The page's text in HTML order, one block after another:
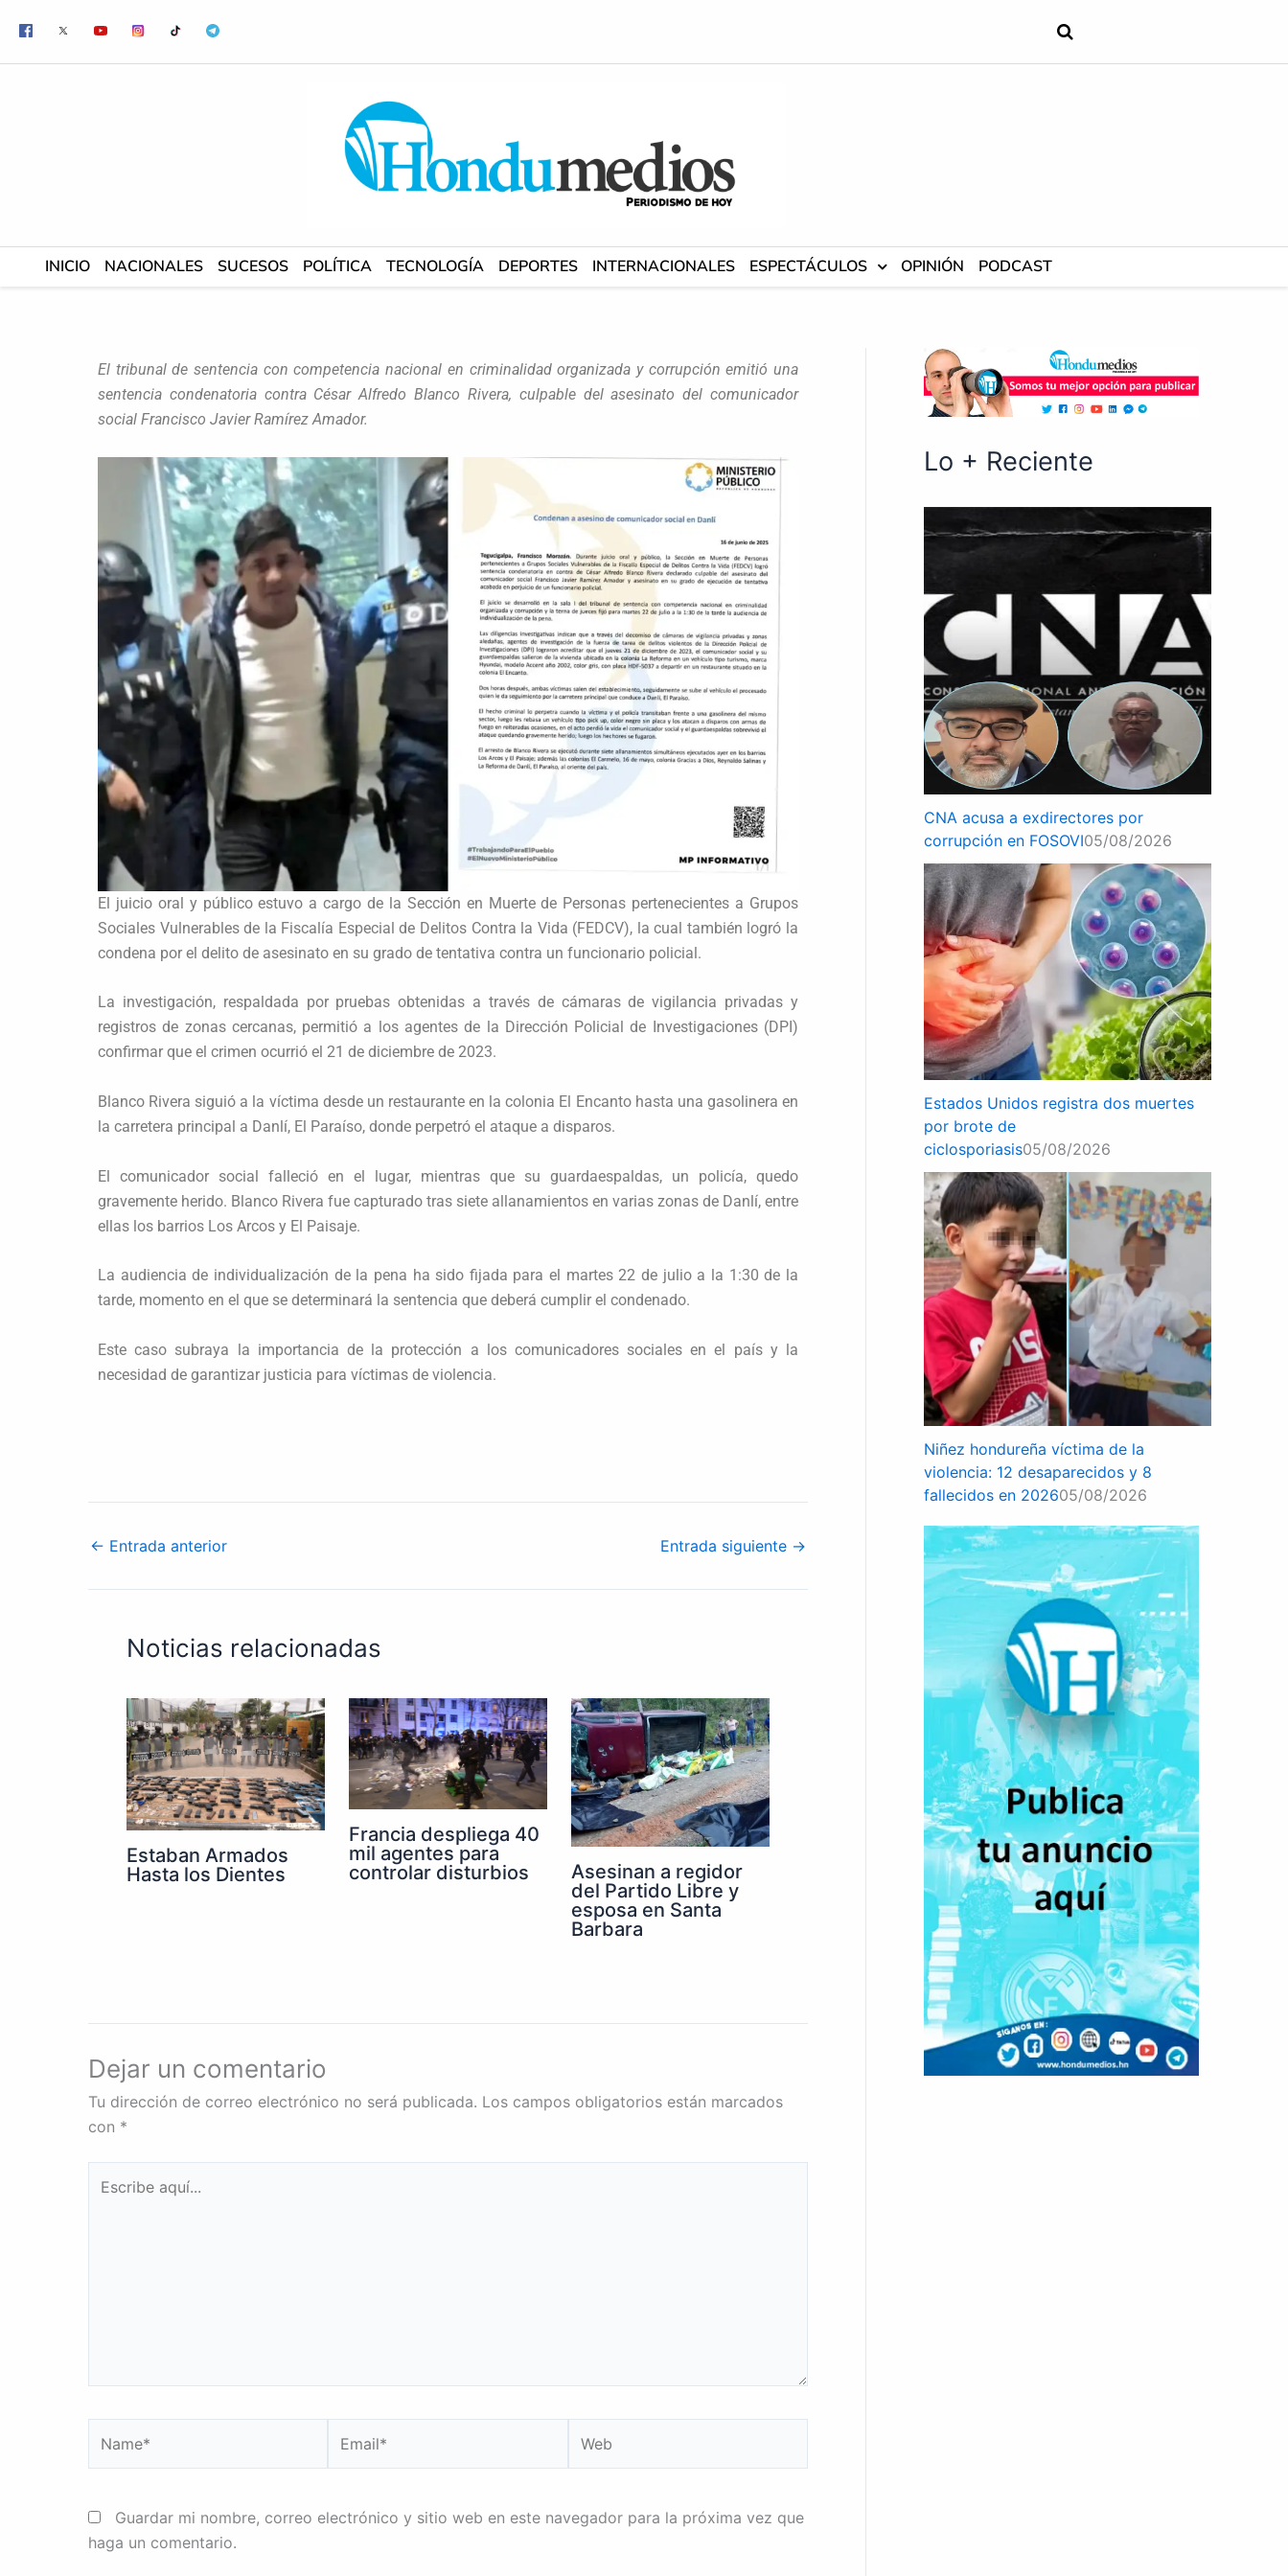
contenido
INICIO NACIONALES SUCESOS POLÍTICA TECNOLOGÍA DEPORTES INTERNACIONALES ESPECTÁCULOS OPINIÓN PODCAST
El tribunal de sentencia con competencia nacional en criminalidad organizada y corrupción emitió una
sentencia condenatoria contra César Alfredo Blanco Rivera, culpable del asesinato del comunicador
social Francisco Javier Ramírez Amador.
El juicio oral y público estuvo a cargo de la Sección en Muerte de Personas pertenecientes a Grupos
Sociales Vulnerables de la Fiscalía Especial de Delitos Contra la Vida (FEDCV), la cual también logró la
condena por el delito de asesinato en su grado de tentativa contra un funcionario policial.
La investigación, respaldada por pruebas obtenidas a través de cámaras de vigilancia privadas y
registros de zonas cercanas, permitió a los agentes de la Dirección Policial de Investigaciones (DPI)
confirmar que el crimen ocurrió el 21 de diciembre de 2023.
Blanco Rivera siguió a la víctima desde un restaurante en la colonia El Encanto hasta una gasolinera en
la carretera principal a Danlí, El Paraíso, donde perpetró el ataque a disparos.
El comunicador social falleció en el lugar, mientras que su guardaespaldas, un policía, quedo
gravemente herido. Blanco Rivera fue capturado tras siete allanamientos en varias zonas de Danlí, entre
ellas los barrios Los Arcos y El Paisaje.
La audiencia de individualización de la pena ha sido fijada para el martes 22 de julio a la 1:30 de la
tarde, momento en el que se determinará la sentencia que deberá cumplir el condenado.
Este caso subraya la importancia de la protección a los comunicadores sociales en el país y la
necesidad de garantizar justicia para víctimas de violencia.
← Entrada anterior Entrada siguiente →
Noticias relacionadas
Estaban Armados
Hasta los Dientes
Francia despliega 40
mil agentes para
controlar disturbios
Asesinan a regidor
del Partido Libre y
esposa en Santa
Barbara
Dejar un comentario
Tu dirección de correo electrónico no será publicada. Los campos obligatorios están marcados
con *
aquí...
Guardar mi nombre, correo electrónico y sitio web en este navegador para la próxima vez que
haga un comentario.
Lo + Reciente
CNA acusa a exdirectores por
corrupción en FOSOVI05/08/2026
Estados Unidos registra dos muertes
por brote de
ciclosporiasis05/08/2026
Niñez hondureña víctima de la
violencia: 12 desaparecidos y 8
fallecidos en 202605/08/2026